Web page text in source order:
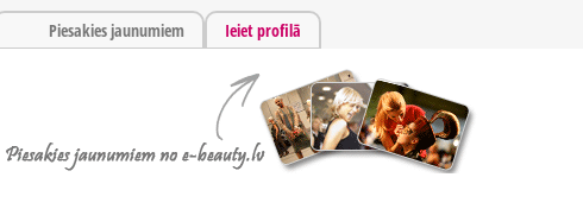
Piesakies jaunumiem Ieiet profilā